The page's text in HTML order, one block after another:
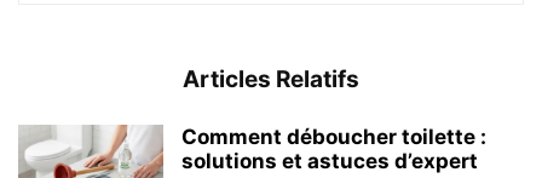
Articles Relatifs
Comment déboucher toilette :
solutions et astuces d’expert